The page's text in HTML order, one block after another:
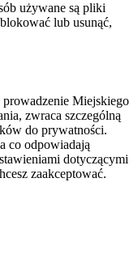
używane są pliki
lub usunąć,
Miejskiego
zwraca szczególną
do prywatności.
co odpowiadają
dotyczącymi
zaakceptować.